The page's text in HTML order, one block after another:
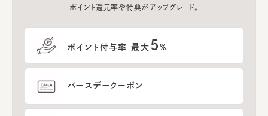
ポイント還元率や特典がアップグレード。
ポイント付与率 最大 5%
バースデークーポン